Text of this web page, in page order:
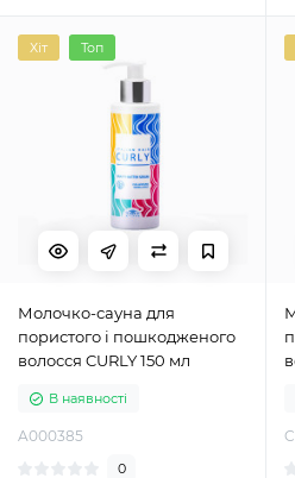
Хіт Топ
Молочко-сауна для
пористого і пошкодженого
волосся CURLY 150 мл
В наявності
A000385
0